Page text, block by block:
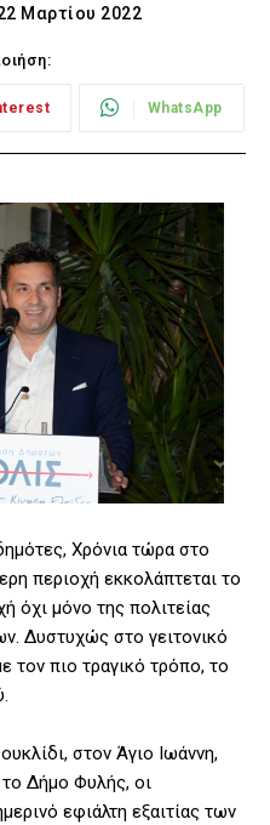
Μαρτίου 2022
WhatsApp
Χρόνια τώρα στο
περιοχή εκκολάπτεται το
όχι μόνο της πολιτείας
Δυστυχώς στο γειτονικό
τον πιο τραγικό τρόπο, το
στον Άγιο Ιωάννη,
Δήμο Φυλής, οι
εφιάλτη εξαιτίας των